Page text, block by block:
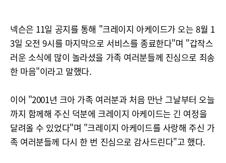
넥슨은 11일 공지를 통해 "크레이지 아케이드가 오는 8월 1
3일 오전 9시를 마지막으로 서비스를 종료한다"며 "갑작스
러운 소식에 많이 놀라셨을 가족 여러분들께 진심으로 죄송
한 마음"이라고 말했다.
이어 "2001년 크아 가족 여러분과 처음 만난 그날부터 오늘
까지 함께해 주신 덕분에 크레이지 아케이드는 긴 여정을
달려올 수 있었다"며 "크레이지 아케이드를 사랑해 주신 가
족 여러분들께 다시 한 번 진심으로 감사드린다"고 했다.